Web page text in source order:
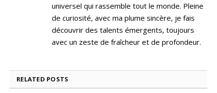
universel qui rassemble tout le monde. Pleine
de curiosité, avec ma plume sincère, je fais
découvrir des talents émergents, toujours
avec un zeste de fraîcheur et de profondeur.
RELATED POSTS